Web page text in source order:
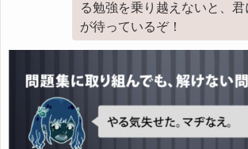
る勉強を乗り越えないと、
が待っているぞ！